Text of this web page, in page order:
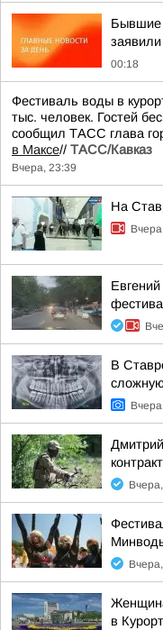
Бывшие
00:18
Фестиваль воды в
тыс. человек. Гостей
сообщил ТАСС глава
в Максе// ТАСС/Кавказ
Вчера, 23:39
На
В
в